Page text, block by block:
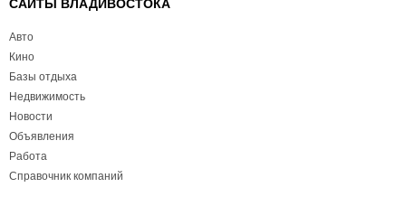
САЙТЫ ВЛАДИВОСТОКА
Авто
Кино
Базы отдыха
Недвижимость
Новости
Объявления
Работа
Справочник компаний